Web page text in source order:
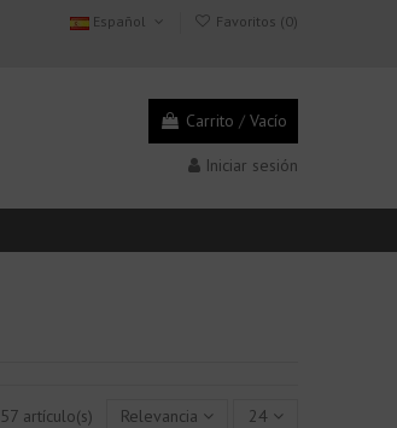
Español Favoritos (0)
Carrito / Vacío
Iniciar sesión
artículo(s) Relevancia 24